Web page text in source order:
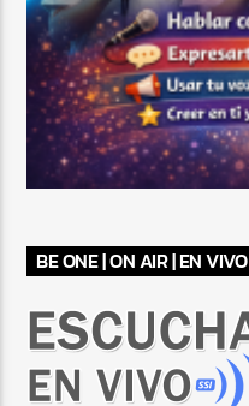
BE ONE | ON AIR | EN VIVO